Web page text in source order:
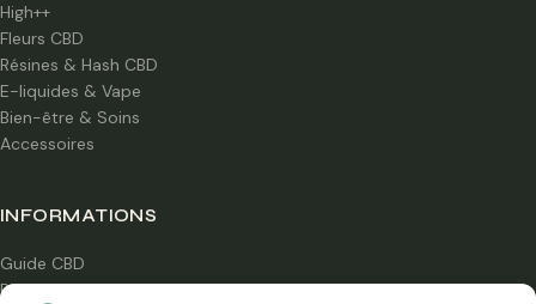
High++
Fleurs CBD
Résines & Hash CBD
E-liquides & Vape
Bien-être & Soins
Accessoires
INFORMATIONS
Guide CBD
Blog